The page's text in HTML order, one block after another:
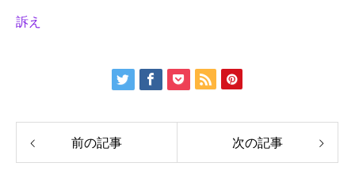
訴え
前の記事 次の記事